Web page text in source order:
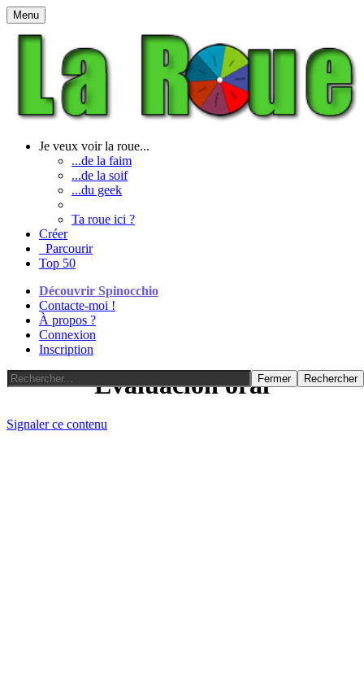
Menu
Je veux voir la roue...
...de la faim
...de la soif
...du geek
Ta roue ici ?
Créer
Parcourir
Top 50
Découvrir Spinocchio
Contacte-moi !
À propos ?
Connexion
Inscription
Fermer Rechercher
Evaluación oral
Signaler ce contenu